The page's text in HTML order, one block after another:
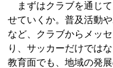
まずはクラブを通じて
せていくか。普及活動
など、クラブからメッ
り、サッカーだけでは
教育面でも、地域の発